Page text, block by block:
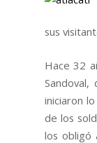
sus
Hace 32
iniciaron
de los
los obligó